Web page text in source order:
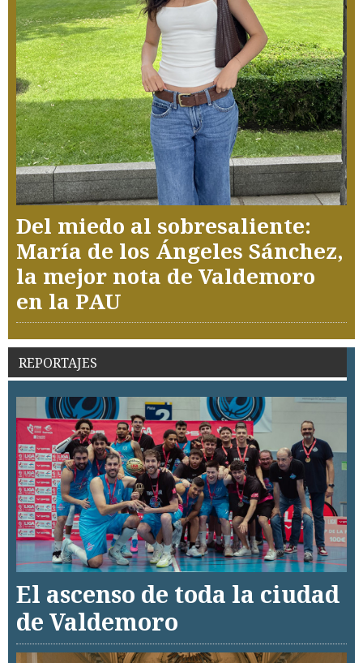
Del miedo al sobresaliente:
María de los Ángeles Sánchez,
la mejor nota de Valdemoro
en la PAU
REPORTAJES
El ascenso de toda la ciudad
de Valdemoro